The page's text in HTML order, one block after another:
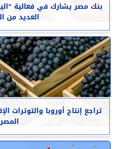
بنك مصر يشارك في فعالية
العديد من
تراجع إنتاج أوروبا والتوترات